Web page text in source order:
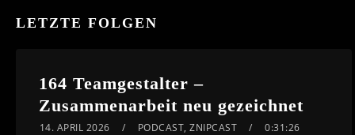
LETZTE FOLGEN
164 Teamgestalter –
Zusammenarbeit neu gezeichnet
14. APRIL 2026 PODCAST,ZNIPCAST 0:31:26